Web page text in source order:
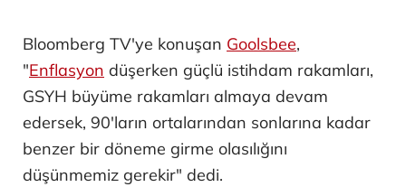
Bloomberg TV'ye konuşan Goolsbee,
"Enflasyon düşerken güçlü istihdam rakamları,
GSYH büyüme rakamları almaya devam
edersek, 90'ların ortalarından sonlarına kadar
benzer bir döneme girme olasılığını
düşünmemiz gerekir" dedi.